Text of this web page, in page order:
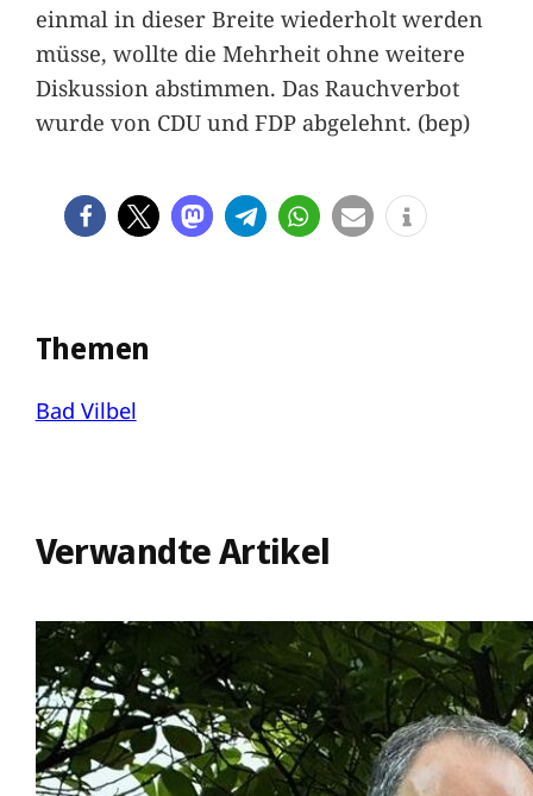
einmal in dieser Breite wiederholt werden
müsse, wollte die Mehrheit ohne weitere
Diskussion abstimmen. Das Rauchverbot
wurde von CDU und FDP abgelehnt. (bep)
Themen
Bad Vilbel
Verwandte Artikel